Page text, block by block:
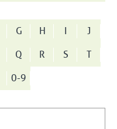
G H I
J
Q R S
T
0-9